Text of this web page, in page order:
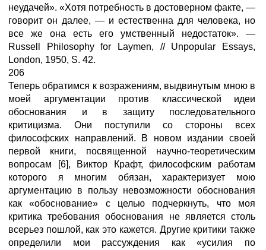
неудачей». «Хотя потребность в достоверном факте, —
говорит он далее, — и естественна для человека, но
все же она есть его умственный недостаток». —
Russell Philosophy for Laymen, // Unpopular Essays,
London, 1950, S. 42.
206
Теперь обратимся к возражениям, выдвинутым мною в
моей аргументации против классической идеи
обоснования и в защиту последовательного
критицизма. Они поступили со стороны всех
философских направлений. В новом издании своей
первой книги, посвященной научно-теоретическим
вопросам [6], Виктор Крафт, философским работам
которого я многим обязан, характеризует мою
аргументацию в пользу невозможности обоснования
как «обоснование» с целью подчеркнуть, что моя
критика требования обоснования не является столь
всерьез пошлой, как это кажется. Другие критики также
определили мои рассуждения как «усилия по